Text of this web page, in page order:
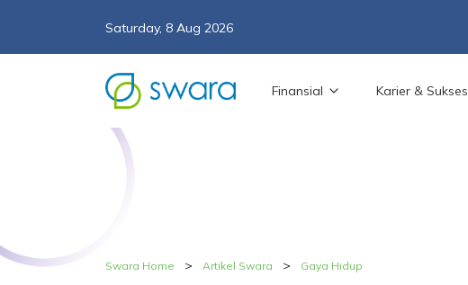
Saturday, 8 Aug 2026
Finansial Karier & Sukses
Swara Home > Artikel Swara > Gaya Hidup